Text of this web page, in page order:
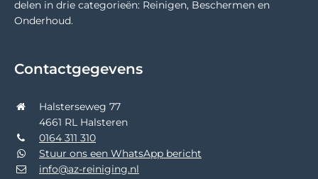
delen in drie categorieën: Reinigen, Beschermen en
Onderhoud.
Contactgegevens
Halsterseweg 77
4661 RL Halsteren
0164 311 310
Stuur ons een WhatsApp bericht
info@az-reiniging.nl